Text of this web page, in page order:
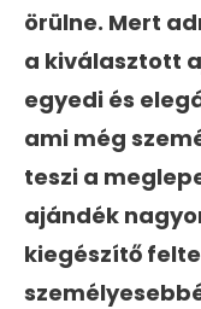
örülne. Mert
a kiválasztott
egyedi és
ami még
teszi a
ajándék
kiegészítő